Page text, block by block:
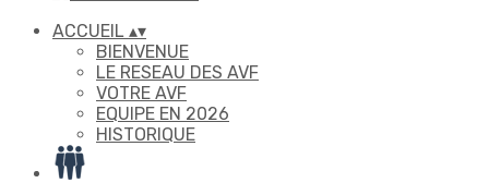
ACCUEIL ▴▾
BIENVENUE
LE RESEAU DES AVF
VOTRE AVF
EQUIPE EN 2026
HISTORIQUE